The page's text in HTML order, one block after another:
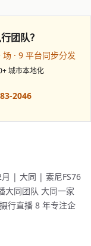
团队？
· 9 平台同步分发
城市本地化
2046
月 | 大同 | 索尼FS76
同团队 大同一家
行直播 8 年专注企